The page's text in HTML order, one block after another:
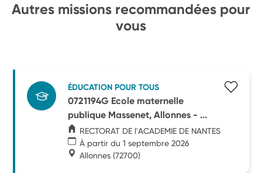
Autres missions recommandées pour
vous
ÉDUCATION POUR TOUS
0721194G Ecole maternelle
publique Massenet, Allonnes - ...
RECTORAT DE l'ACADEMIE DE NANTES
À partir du 1 septembre 2026
Allonnes (72700)